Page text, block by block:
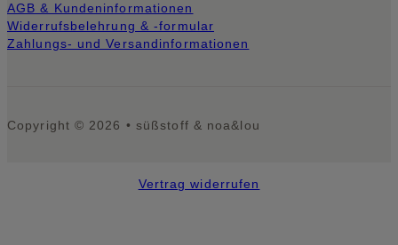
AGB & Kundeninformationen
Widerrufsbelehrung & -formular
Zahlungs- und Versandinformationen
Copyright © 2026 • süßstoff & noa&lou
Vertrag widerrufen